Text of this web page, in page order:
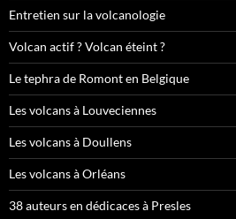
Entretien sur la volcanologie
Volcan actif ? Volcan éteint ?
Le tephra de Romont en Belgique
Les volcans à Louveciennes
Les volcans à Doullens
Les volcans à Orléans
38 auteurs en dédicaces à Presles